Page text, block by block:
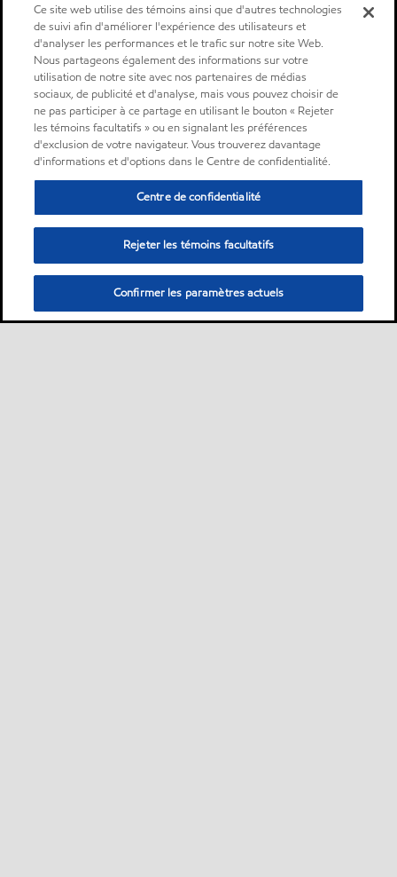
Ce site web utilise des témoins ainsi que d'autres technologies
de suivi afin d'améliorer l'expérience des utilisateurs et
d'analyser les performances et le trafic sur notre site Web.
Nous partageons également des informations sur votre
utilisation de notre site avec nos partenaires de médias
sociaux, de publicité et d'analyse, mais vous pouvez choisir de
ne pas participer à ce partage en utilisant le bouton « Rejeter
les témoins facultatifs » ou en signalant les préférences
d'exclusion de votre navigateur. Vous trouverez davantage
d'informations et d'options dans le Centre de confidentialité.
Centre de confidentialité
Rejeter les témoins facultatifs
Confirmer les paramètres actuels